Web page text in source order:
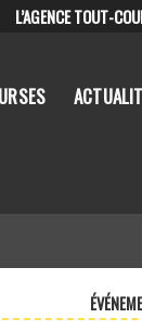
L’AGENCE TOUT-